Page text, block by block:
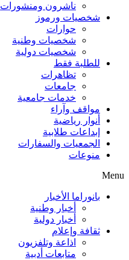
ناشرون ومنشورات
شخصيات ورموز
حوارات
شخصيات وطنية
شخصيات دولية
للطلبة فقط
تظاهرات
جامعات
خدمات جامعية
مواقف وآراء
أنوار رياضية
إبداعات طلابية
الجمعيات والسفارات
منوعات
Menu
بانوراما الأخبار
أخبار وطنية
أخبار دولية
ثقافة وإعلام
اذاعة وتلفزيون
متابعات أدبية